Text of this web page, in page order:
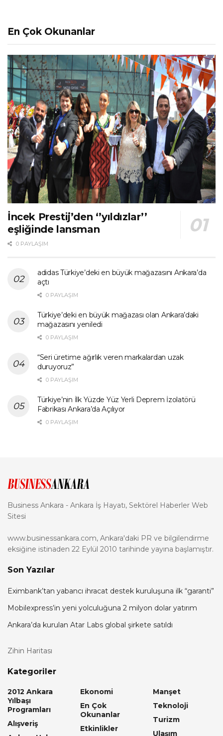
En Çok Okunanlar
İncek Prestij’den ‘’yıldızlar’’
eşliğinde lansman
0 PAYLAŞIM
adidas Türkiye’deki en büyük mağazasını Ankara’da
açtı
0 PAYLAŞIM
Türkiye’deki en büyük mağazası olan Ankara’daki
mağazasını yeniledi
0 PAYLAŞIM
“Seri üretime ağırlık veren markalardan uzak
duruyoruz”
0 PAYLAŞIM
Türkiye’nin İlk Yüzde Yüz Yerli Deprem İzolatörü
Fabrikası Ankara’da Açılıyor
0 PAYLAŞIM
Business Ankara - Ankara İş Hayatı, Sektörel Haberler Web
Sitesi
www.businessankara.com, Ankara'daki PR ve bilgilendirme
eksiğine istinaden 22 Eylül 2010 tarihinde yayına başlamıştır.
Son Yazılar
Eximbank’tan yabancı ihracat destek kuruluşuna ilk “garanti”
Mobilexpress’in yeni yolculuğuna 2 milyon dolar yatırım
Ankara’da kurulan Atar Labs global şirkete satıldı
Zihin Haritası
Kategoriler
2012 Ankara
Yılbaşı
Programları
Alışveriş
Ekonomi
En Çok
Okunanlar
Etkinlikler
Manşet
Teknoloji
Turizm
Ulaşım